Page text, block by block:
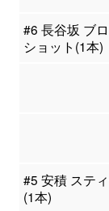
#6 長谷坂 ブ
ショット(1本)
#5 安積 ステ
(1本)